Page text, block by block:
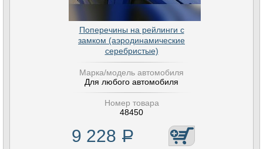
Поперечины на рейлинги с
замком (аэродинамические
серебристые)
Марка/модель автомобиля
Для любого автомобиля
Номер товара
48450
9 228 Р